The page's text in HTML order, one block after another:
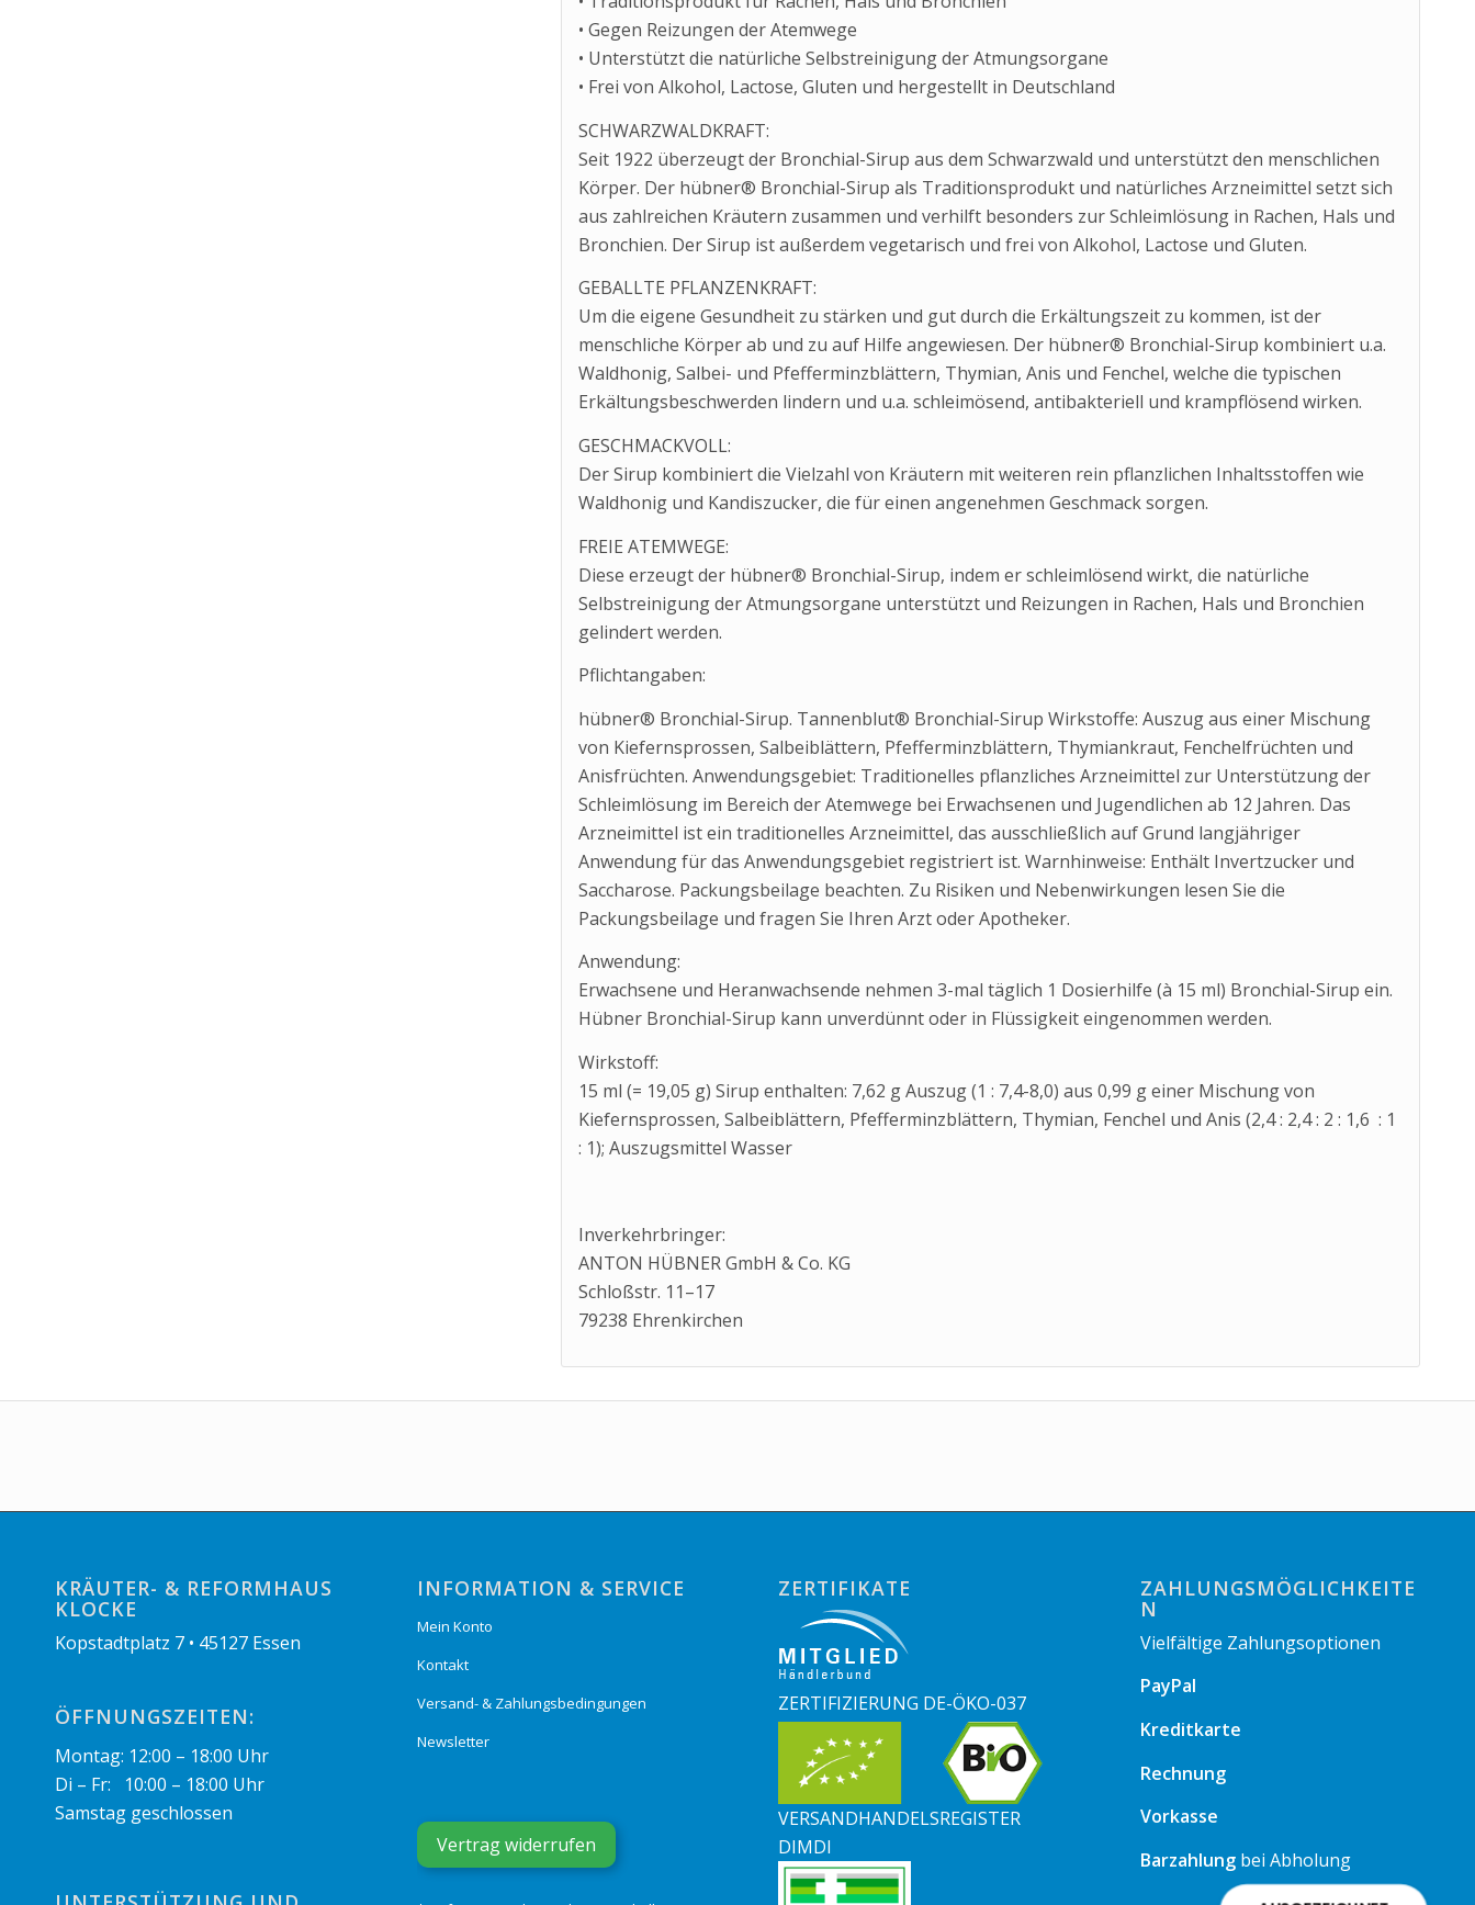
• Gegen Reizungen der Atemwege
• Unterstützt die natürliche Selbstreinigung der Atmungsorgane
• Frei von Alkohol, Lactose, Gluten und hergestellt in Deutschland
SCHWARZWALDKRAFT:
Seit 1922 überzeugt der Bronchial-Sirup aus dem Schwarzwald und unterstützt den menschlichen
Körper. Der hübner® Bronchial-Sirup als Traditionsprodukt und natürliches Arzneimittel setzt sich
aus zahlreichen Kräutern zusammen und verhilft besonders zur Schleimlösung in Rachen, Hals und
Bronchien. Der Sirup ist außerdem vegetarisch und frei von Alkohol, Lactose und Gluten.
GEBALLTE PFLANZENKRAFT:
Um die eigene Gesundheit zu stärken und gut durch die Erkältungszeit zu kommen, ist der
menschliche Körper ab und zu auf Hilfe angewiesen. Der hübner® Bronchial-Sirup kombiniert u.a.
Waldhonig, Salbei- und Pfefferminzblättern, Thymian, Anis und Fenchel, welche die typischen
Erkältungsbeschwerden lindern und u.a. schleimösend, antibakteriell und krampflösend wirken.
GESCHMACKVOLL:
Der Sirup kombiniert die Vielzahl von Kräutern mit weiteren rein pflanzlichen Inhaltsstoffen wie
Waldhonig und Kandiszucker, die für einen angenehmen Geschmack sorgen.
FREIE ATEMWEGE:
Diese erzeugt der hübner® Bronchial-Sirup, indem er schleimlösend wirkt, die natürliche
Selbstreinigung der Atmungsorgane unterstützt und Reizungen in Rachen, Hals und Bronchien
gelindert werden.
Pflichtangaben:
hübner® Bronchial-Sirup. Tannenblut® Bronchial-Sirup Wirkstoffe: Auszug aus einer Mischung
von Kiefernsprossen, Salbeiblättern, Pfefferminzblättern, Thymiankraut, Fenchelfrüchten und
Anisfrüchten. Anwendungsgebiet: Traditionelles pflanzliches Arzneimittel zur Unterstützung der
Schleimlösung im Bereich der Atemwege bei Erwachsenen und Jugendlichen ab 12 Jahren. Das
Arzneimittel ist ein traditionelles Arzneimittel, das ausschließlich auf Grund langjähriger
Anwendung für das Anwendungsgebiet registriert ist. Warnhinweise: Enthält Invertzucker und
Saccharose. Packungsbeilage beachten. Zu Risiken und Nebenwirkungen lesen Sie die
Packungsbeilage und fragen Sie Ihren Arzt oder Apotheker.
Anwendung:
Erwachsene und Heranwachsende nehmen 3-mal täglich 1 Dosierhilfe (à 15 ml) Bronchial-Sirup ein.
Hübner Bronchial-Sirup kann unverdünnt oder in Flüssigkeit eingenommen werden.
Wirkstoff:
15 ml (= 19,05 g) Sirup enthalten: 7,62 g Auszug (1 : 7,4-8,0) aus 0,99 g einer Mischung von
Kiefernsprossen, Salbeiblättern, Pfefferminzblättern, Thymian, Fenchel und Anis (2,4 : 2,4 : 2 : 1,6 : 1
: 1); Auszugsmittel Wasser
Inverkehrbringer:
ANTON HÜBNER GmbH & Co. KG
Schloßstr. 11–17
79238 Ehrenkirchen
KRÄUTER- & REFORMHAUS
KLOCKE
Kopstadtplatz 7 • 45127 Essen
ÖFFNUNGSZEITEN:
Montag: 12:00 – 18:00 Uhr
Di – Fr: 10:00 – 18:00 Uhr
Samstag geschlossen
INFORMATION & SERVICE
Mein Konto
Kontakt
Versand- & Zahlungsbedingungen
Newsletter
Vertrag widerrufen
ZERTIFIKATE
ZERTIFIZIERUNG DE-ÖKO-037
VERSANDHANDELSREGISTER
DIMDI
ZAHLUNGSMÖGLICHKEITE
N
Vielfältige Zahlungsoptionen
PayPal
Kreditkarte
Rechnung
Vorkasse
Barzahlungbei Abholung